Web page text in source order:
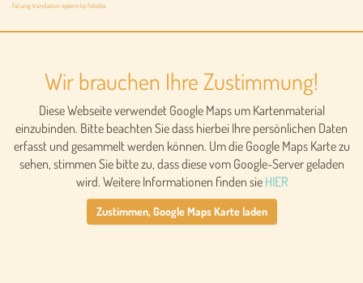
FaLang translation system by Faboba
Wir brauchen Ihre Zustimmung!
Diese Webseite verwendet Google Maps um Kartenmaterial
einzubinden. Bitte beachten Sie dass hierbei Ihre persönlichen Daten
erfasst und gesammelt werden können. Um die Google Maps Karte zu
sehen, stimmen Sie bitte zu, dass diese vom Google-Server geladen
wird. Weitere Informationen finden sie HIER